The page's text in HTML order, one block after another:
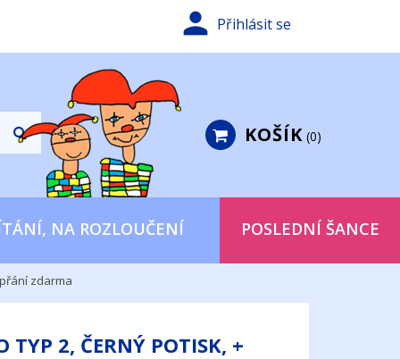
 Přihlásit se
KOŠÍK 0
NA ROZLOUČENÍ POSLEDNÍ ŠANCE
zdarma
TYP 2, ČERNÝ POTISK, +